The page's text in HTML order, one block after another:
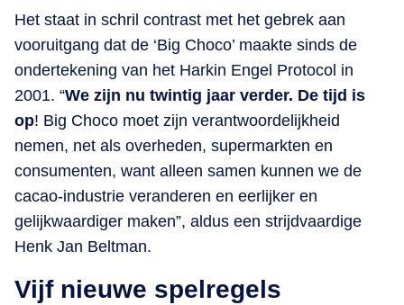
Het staat in schril contrast met het gebrek aan
vooruitgang dat de ‘Big Choco’ maakte sinds de
ondertekening van het Harkin Engel Protocol in
2001. “We zijn nu twintig jaar verder. De tijd is
op! Big Choco moet zijn verantwoordelijkheid
nemen, net als overheden, supermarkten en
consumenten, want alleen samen kunnen we de
cacao-industrie veranderen en eerlijker en
gelijkwaardiger maken”, aldus een strijdvaardige
Henk Jan Beltman.
Vijf nieuwe spelregels